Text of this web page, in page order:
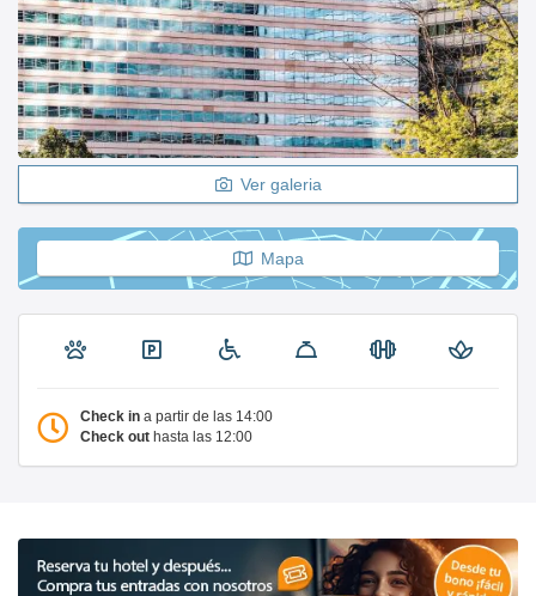
Ver galeria
Mapa
Check in a partir de las 14:00
Check out hasta las 12:00